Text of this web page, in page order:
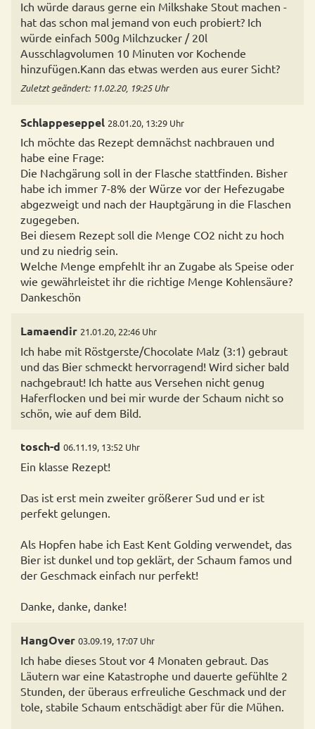
Ich würde daraus gerne ein Milkshake Stout machen -
hat das schon mal jemand von euch probiert? Ich
würde einfach 500g Milchzucker / 20l
Ausschlagvolumen 10 Minuten vor Kochende
hinzufügen.Kann das etwas werden aus eurer Sicht?
Zuletzt geändert: 11.02.20, 19:25 Uhr
Schlappeseppel 28.01.20, 13:29 Uhr
Ich möchte das Rezept demnächst nachbrauen und
habe eine Frage:
Die Nachgärung soll in der Flasche stattfinden. Bisher
habe ich immer 7-8% der Würze vor der Hefezugabe
abgezweigt und nach der Hauptgärung in die Flaschen
zugegeben.
Bei diesem Rezept soll die Menge CO2 nicht zu hoch
und zu niedrig sein.
Welche Menge empfehlt ihr an Zugabe als Speise oder
wie gewährleistet ihr die richtige Menge Kohlensäure?
Dankeschön
Lamaendir 21.01.20, 22:46 Uhr
Ich habe mit Röstgerste/Chocolate Malz (3:1) gebraut
und das Bier schmeckt hervorragend! Wird sicher bald
nachgebraut! Ich hatte aus Versehen nicht genug
Haferflocken und bei mir wurde der Schaum nicht so
schön, wie auf dem Bild.
tosch-d 06.11.19, 13:52 Uhr
Ein klasse Rezept!
Das ist erst mein zweiter größerer Sud und er ist
perfekt gelungen.
Als Hopfen habe ich East Kent Golding verwendet, das
Bier ist dunkel und top geklärt, der Schaum famos und
der Geschmack einfach nur perfekt!
Danke, danke, danke!
HangOver 03.09.19, 17:07 Uhr
Ich habe dieses Stout vor 4 Monaten gebraut. Das
Läutern war eine Katastrophe und dauerte gefühlte 2
Stunden, der überaus erfreuliche Geschmack und der
tole, stabile Schaum entschädigt aber für die Mühen.